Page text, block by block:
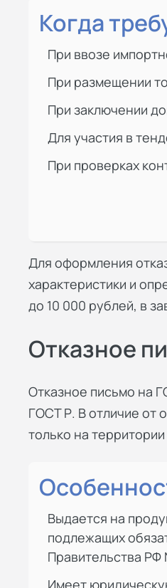
Когда
При ввозе
При размещении
При заключении
Для участия в
При проверках
Для оформления
характеристики и
до 10 000 рублей, в
Отказное
Отказное письмо на
ГОСТ Р. В отличие от
только на
Выдается на
подлежащих
Правительства